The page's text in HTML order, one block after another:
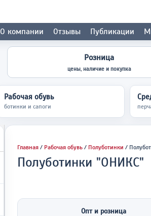
О компании Отзывы Публикации
Розница
цены, наличие и покупка
Рабочая обувь
ботинки и сапоги
Главная / Рабочая обувь / Полуботинки /
Полуботинки "ОНИКС"
Опт и розница